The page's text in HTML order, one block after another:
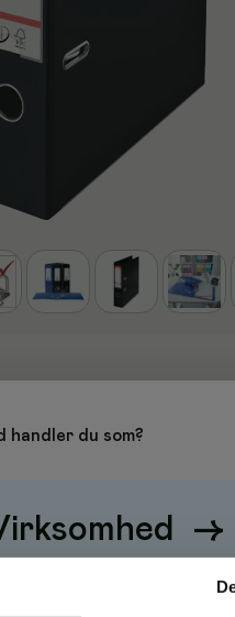
til A4 i klassisk sort.
velegnet til daglig
10 stk – praktisk til
mm)
plads til op til ca. 500 ark
for sikker og præcis
handler du som?
→